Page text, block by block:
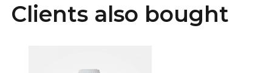
Clients also bought